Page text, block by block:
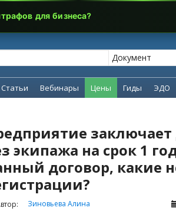
Статьи Вебинары Цены Гиды ЭДО
заключает
экипажа на срок 1
договор, какие
Зиновьева Алина
для бизнеса?